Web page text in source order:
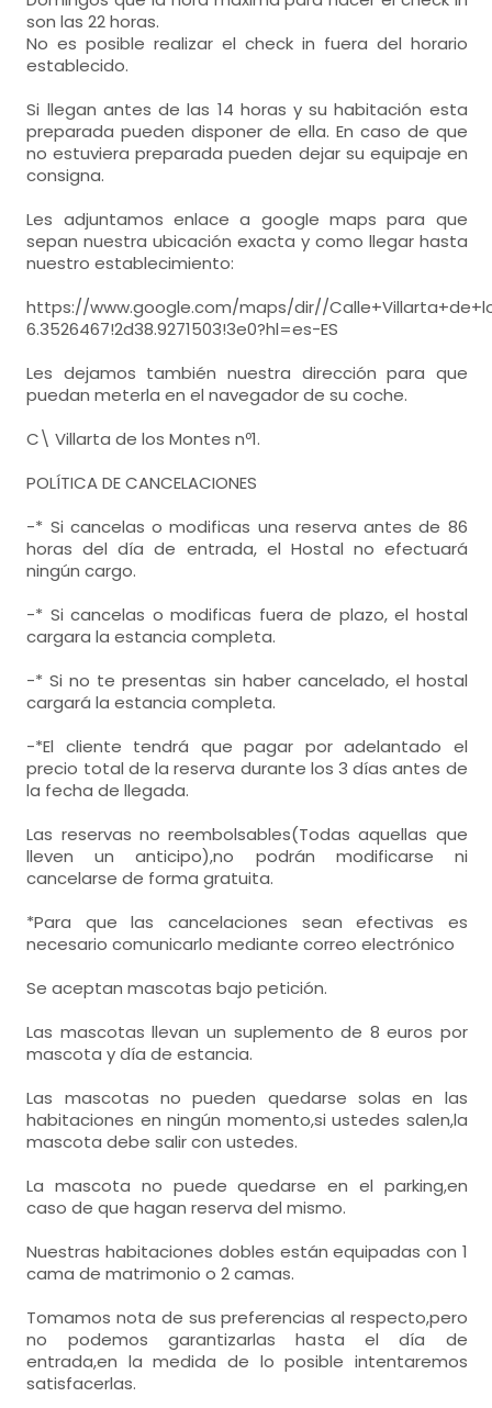
mesa de estudio,
- habitación con cuarto de baño. Incluye:
lavabo,
TV,
Calefacción,
Aire acondicionado,
mesa de estudio,
terraza-solarium,
- habitación con cuarto de baño. Incluye:
WC,
lavabo, bañera,
son las 22 horas.
No es posible realizar el check in fuera del horario
establecido.
Si llegan antes de las 14 horas y su habitación esta
preparada pueden disponer de ella. En caso de que
no estuviera preparada pueden dejar su equipaje en
consigna.
Les adjuntamos enlace a google maps para que
sepan nuestra ubicación exacta y como llegar hasta
nuestro establecimiento:
https://www.google.com/maps/dir//
6.3526467!2d38.9271503!3e0?hl=es-ES
Les dejamos también nuestra dirección para que
puedan meterla en el navegador de su coche.
C\ Villarta de los Montes nº1.
POLÍTICA DE CANCELACIONES
-* Si cancelas o modificas una reserva antes de 86
horas del día de entrada, el Hostal no efectuará
ningún cargo.
-* Si cancelas o modificas fuera de plazo, el hostal
cargara la estancia completa.
-* Si no te presentas sin haber cancelado, el hostal
cargará la estancia completa.
-*El cliente tendrá que pagar por adelantado el
precio total de la reserva durante los 3 días antes de
la fecha de llegada.
Las reservas no reembolsables(Todas aquellas que
lleven un anticipo),no podrán modificarse ni
cancelarse de forma gratuita.
*Para que las cancelaciones sean efectivas es
necesario comunicarlo mediante correo electrónico
Se aceptan mascotas bajo petición.
Las mascotas llevan un suplemento de 8 euros por
mascota y día de estancia.
Las mascotas no pueden quedarse solas en las
habitaciones en ningún momento,si ustedes salen,la
mascota debe salir con ustedes.
La mascota no puede quedarse en el parking,en
caso de que hagan reserva del mismo.
Nuestras habitaciones dobles están equipadas con 1
cama de matrimonio o 2 camas.
Tomamos nota de sus preferencias al respecto,pero
no podemos garantizarlas hasta el día de
entrada,en la medida de lo posible intentaremos
satisfacerlas.